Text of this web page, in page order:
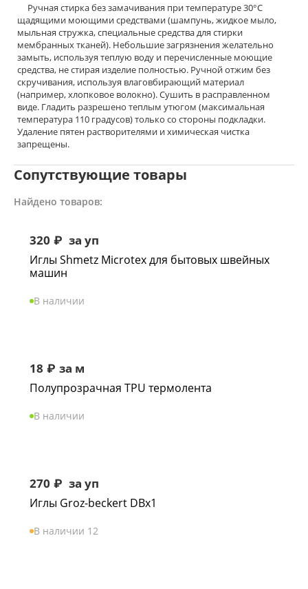
Ручная стирка без замачивания при температуре 30°С
щадящими моющими средствами (шампунь, жидкое мыло,
мыльная стружка, специальные средства для стирки
мембранных тканей). Небольшие загрязнения желательно
замыть, используя теплую воду и перечисленные моющие
средства, не стирая изделие полностью. Ручной отжим без
скручивания, используя влаговбирающий материал
(например, хлопковое волокно). Сушить в расправленном
виде. Гладить разрешено теплым утюгом (максимальная
температура 110 градусов) только со стороны подкладки.
Удаление пятен растворителями и химическая чистка
запрещены.
Сопутствующие товары
Найдено товаров:
320 ₽ за уп
Иглы Shmetz Microtex для бытовых швейных
машин
В наличии
18 ₽ за м
Полупрозрачная TPU термолента
В наличии
270 ₽ за уп
Иглы Groz-beckert DBx1
В наличии 12